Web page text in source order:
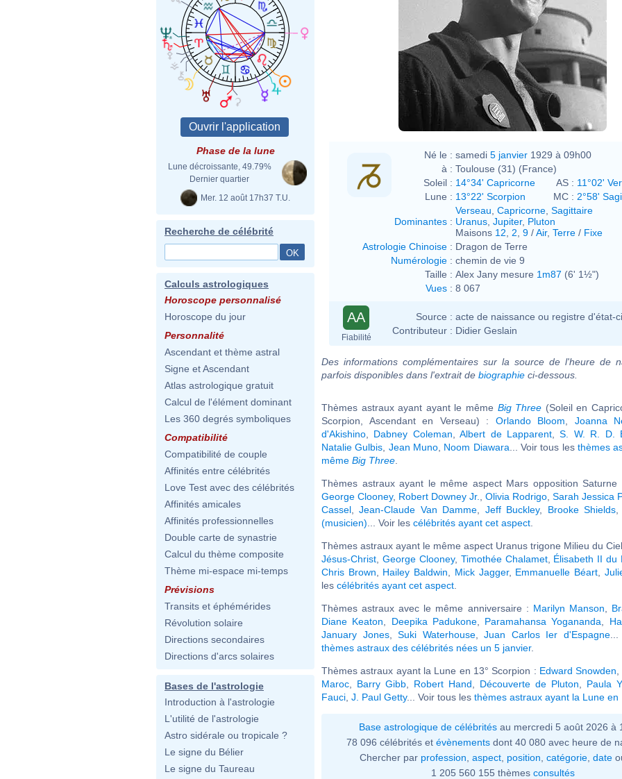
Phase de la lune
Lune décroissante, 49.79%
Dernier quartier
Mer. 12 août 17h37 T.U.
Recherche de célébrité
Calculs astrologiques
Horoscope personnalisé
Horoscope du jour
Personnalité
Ascendant et thème astral
Signe et Ascendant
Atlas astrologique gratuit
Calcul de l'élément dominant
Les 360 degrés symboliques
Compatibilité
Compatibilité de couple
Affinités entre célébrités
Love Test avec des célébrités
Affinités amicales
Affinités professionnelles
Double carte de synastrie
Calcul du thème composite
Thème mi-espace mi-temps
Prévisions
Transits et éphémérides
Révolution solaire
Directions secondaires
Directions d'arcs solaires
Bases de l'astrologie
Introduction à l'astrologie
L'utilité de l'astrologie
Astro sidérale ou tropicale ?
Le signe du Bélier
Le signe du Taureau
Né le : samedi 5 janvier 1929 à 09h00
à : Toulouse (31) (France)
Soleil : 14°34' Capricorne AS : 11°02'
Lune : 13°22' Scorpion MC : 2°58'
Dominantes :
Verseau Capricorne Sagittaire
Uranus Jupiter, Pluton
Maisons 12 2 9 /Air, Terre / Fixe
Astrologie Chinoise : Dragon de Terre
Numérologie : chemin de vie 9
Taille : Alex Jany mesure 1m87 (6' 1½")
Vues : 8 067
AA
Fiabilité
Source : acte de naissance ou registre d'état-
Contributeur : Didier Geslain
Des informations complémentaires sur la source de l'heure de
parfois disponibles dans l'extrait de biographie ci-dessous.
Thèmes astraux ayant ayant le même Big Three (Soleil en
Scorpion, Ascendant en Verseau) : Orlando Bloom
Joanna
d'Akishino
Dabney Coleman ,Albert de Lapparent ,S. W. R. D.
Natalie Gulbis Jean Muno Noom Diawara ... Voir tous lesthèmes
même Big Three
Thèmes astraux ayant le même aspect Mars opposition Saturne
George Clooney, Robert Downey Jr. Olivia Rodrigo Sarah Jessica
Cassel ,Jean-Claude Van Damme Jeff Buckley, Brooke Shields
(musicien) ... Voir les célébrités ayant cet aspect
Thèmes astraux ayant le même aspect Uranus trigone Milieu du
Jésus-Christ George Clooney, Timothée Chalamet, Élisabeth II du
Chris Brown
Hailey Baldwin Mick Jagger, Emmanuelle Béart,
les célébrités ayant cet aspect
Thèmes astraux avec le même anniversaire : Marilyn Manson
Diane Keaton
Deepika Padukone, Paramahansa Yogananda
January Jones, Suki Waterhouse, Juan Carlos Ier d'Espagne...
thèmes astraux des célébrités nées un 5 janvier.
Thèmes astraux ayant la Lune en 13° Scorpion : Edward Snowden
Maroc
Barry Gibb Robert Hand Découverte de Pluton
Paula
Fauci J. Paul Getty... Voir tous les thèmes astraux ayant la Lune en
Base astrologique de célébritésau mercredi 5 août 2026 à
78 096 célébrités et évènements dont 40 080 avec heure de
Chercher par profession aspect position catégorie date
1 205 560 155 thèmes consultés